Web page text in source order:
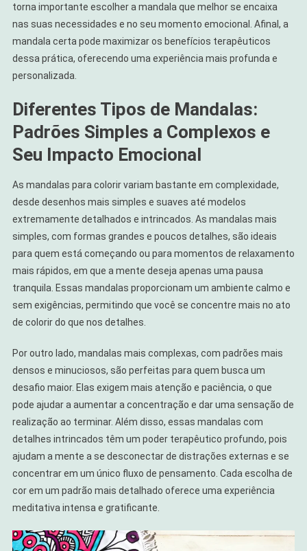
torna importante escolher a mandala que melhor se encaixa
nas suas necessidades e no seu momento emocional. Afinal, a
mandala certa pode maximizar os benefícios terapêuticos
dessa prática, oferecendo uma experiência mais profunda e
personalizada.
Diferentes Tipos de Mandalas:
Padrões Simples a Complexos e
Seu Impacto Emocional
As mandalas para colorir variam bastante em complexidade,
desde desenhos mais simples e suaves até modelos
extremamente detalhados e intrincados. As mandalas mais
simples, com formas grandes e poucos detalhes, são ideais
para quem está começando ou para momentos de relaxamento
mais rápidos, em que a mente deseja apenas uma pausa
tranquila. Essas mandalas proporcionam um ambiente calmo e
sem exigências, permitindo que você se concentre mais no ato
de colorir do que nos detalhes.
Por outro lado, mandalas mais complexas, com padrões mais
densos e minuciosos, são perfeitas para quem busca um
desafio maior. Elas exigem mais atenção e paciência, o que
pode ajudar a aumentar a concentração e dar uma sensação de
realização ao terminar. Além disso, essas mandalas com
detalhes intrincados têm um poder terapêutico profundo, pois
ajudam a mente a se desconectar de distrações externas e se
concentrar em um único fluxo de pensamento. Cada escolha de
cor em um padrão mais detalhado oferece uma experiência
meditativa intensa e gratificante.